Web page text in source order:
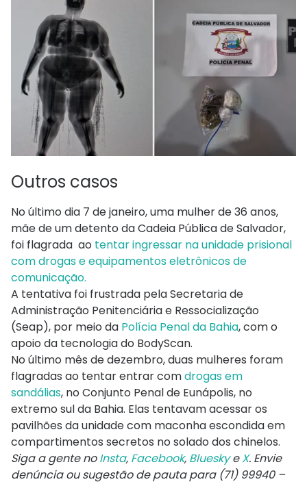
Outros casos
No último dia 7 de janeiro, uma mulher de 36 anos,
mãe de um detento da Cadeia Pública de Salvador,
foi flagrada ao tentar ingressar na unidade prisional
com drogas e equipamentos eletrônicos de
comunicação.
A tentativa foi frustrada pela Secretaria de
Administração Penitenciária e Ressocialização
(Seap), por meio da Polícia Penal da Bahia, com o
apoio da tecnologia do BodyScan.
No último mês de dezembro, duas mulheres foram
flagradas ao tentar entrar comdrogas em
sandálias, no Conjunto Penal de Eunápolis, no
extremo sul da Bahia. Elas tentavam acessar os
pavilhões da unidade com maconha escondida em
compartimentos secretos no solado dos chinelos.
Siga a gente noInsta, Facebook, BlueskyeX. Envie
denúncia ou sugestão de pauta para (71) 99940 –